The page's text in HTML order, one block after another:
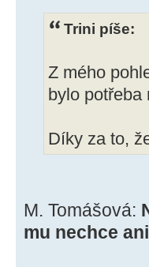
Trini píše:
Z mého
bylo
Díky za to,
M. Tomášová:
mu nechce